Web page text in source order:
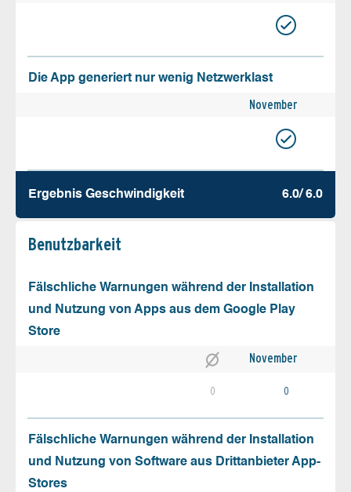
Die App generiert nur wenig Netzwerklast
November
Ergebnis Geschw­indigkeit 6.0/ 6.0
Benutz­barkeit
Fälschliche Warnungen während der Installation
und Nutzung von Apps aus dem Google Play
Store
November
0 0
Fälschliche Warnungen während der Installation
und Nutzung von Software aus Drittanbieter App-
Stores